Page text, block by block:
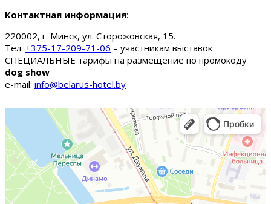
Контактная информация:
220002, г. Минск, ул. Сторожовская, 15.
Тел. +375-17-209-71-06 – участникам выставок
СПЕЦИАЛЬНЫЕ тарифы на размещение по промокоду
dog show
e-mail: info@belarus-hotel.by